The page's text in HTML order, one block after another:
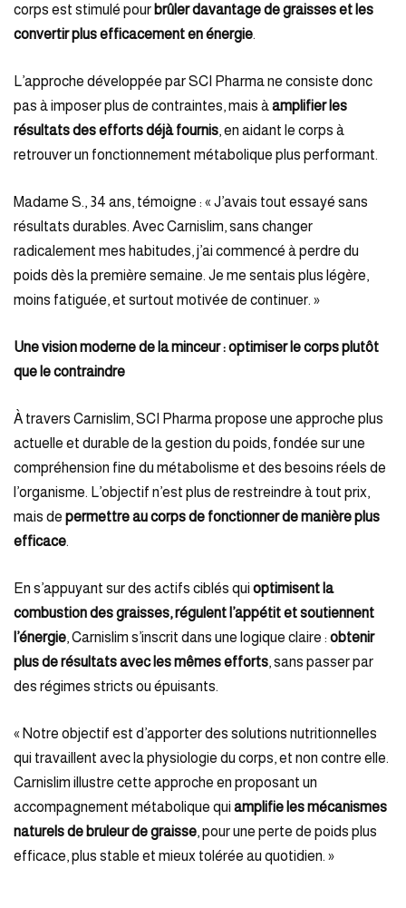
corps est stimulé pour brûler davantage de graisses et les
convertir plus efficacement en énergie.
L’approche développée par SCI Pharma ne consiste donc
pas à imposer plus de contraintes, mais àamplifier les
résultats des efforts déjà fournis, en aidant le corps à
retrouver un fonctionnement métabolique plus performant.
Madame S., 34 ans, témoigne : « J’avais tout essayé sans
résultats durables. Avec Carnislim, sans changer
radicalement mes habitudes, j’ai commencé à perdre du
poids dès la première semaine. Je me sentais plus légère,
moins fatiguée, et surtout motivée de continuer. »
Une vision moderne de la minceur : optimiser le corps plutôt
que le contraindre
À travers Carnislim, SCI Pharma propose une approche plus
actuelle et durable de la gestion du poids, fondée sur une
compréhension fine du métabolisme et des besoins réels de
l’organisme. L’objectif n’est plus de restreindre à tout prix,
mais de permettre au corps de fonctionner de manière plus
efficace.
En s’appuyant sur des actifs ciblés qui optimisent la
combustion des graisses, régulent l’appétit et soutiennent
l’énergie, Carnislim s’inscrit dans une logique claire : obtenir
plus de résultats avec les mêmes efforts, sans passer par
des régimes stricts ou épuisants.
« Notre objectif est d’apporter des solutions nutritionnelles
qui travaillent avec la physiologie du corps, et non contre elle.
Carnislim illustre cette approche en proposant un
accompagnement métabolique qui amplifie les mécanismes
naturels de bruleur de graisse, pour une perte de poids plus
efficace, plus stable et mieux tolérée au quotidien. »